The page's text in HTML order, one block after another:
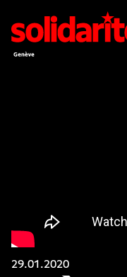
29.01.2020